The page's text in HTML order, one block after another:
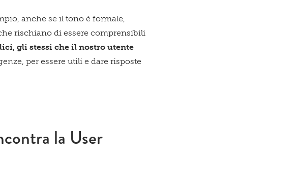
anche se il tono è formale,
rischiano di essere comprensibili
gli stessi che il nostro utente
per essere utili e dare risposte
la User